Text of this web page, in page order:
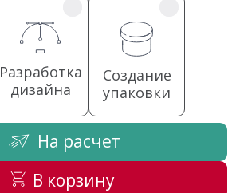
Разработка
дизайна
Создание
упаковки
На расчет
В корзину